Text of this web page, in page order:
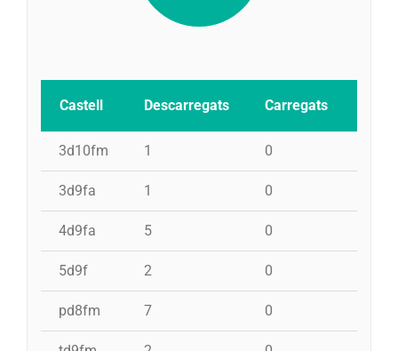
Castell Descarregats Carregats
3d10fm 1 0
3d9fa 1 0
4d9fa 5 0
5d9f 2 0
pd8fm 7 0